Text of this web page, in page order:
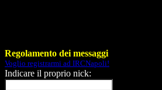
Regolamento dei messaggi
Voglio registrarmi ad IRCNapoli!
Indicare il proprio nick: